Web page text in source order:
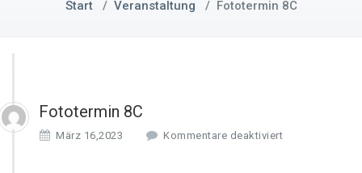
Start/ Veranstaltung / Fototermin 8C
Fototermin 8C
März 16,2023 Kommentare deaktiviert